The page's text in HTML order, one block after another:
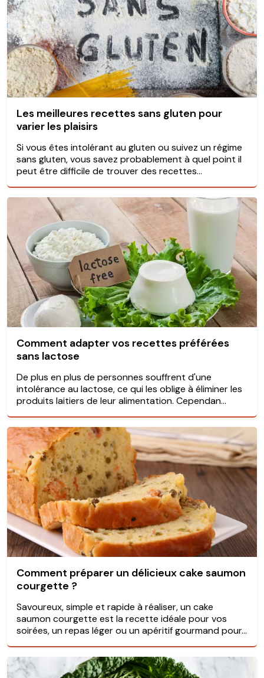
Les meilleures recettes sans gluten pour
varier les plaisirs
Si vous êtes intolérant au gluten ou suivez un régime
sans gluten, vous savez probablement à quel point il
peut être difficile de trouver des recettes...
Comment adapter vos recettes préférées
sans lactose
De plus en plus de personnes souffrent d'une
intolérance au lactose, ce qui les oblige à éliminer les
produits laitiers de leur alimentation. Cependan...
Comment préparer un délicieux cake saumon
courgette ?
Savoureux, simple et rapide à réaliser, un cake
saumon courgette est la recette idéale pour vos
soirées, un repas léger ou un apéritif gourmand pour...